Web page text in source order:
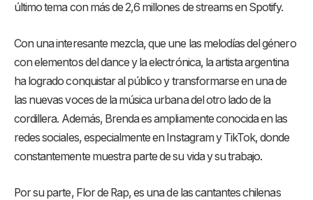
último tema con más de 2,6 millones de streams en Spotify.
Con una interesante mezcla, que une las melodías del género
con elementos del dance y la electrónica, la artista argentina
ha logrado conquistar al público y transformarse en una de
las nuevas voces de la música urbana del otro lado de la
cordillera. Además, Brenda es ampliamente conocida en las
redes sociales, especialmente en Instagram y TikTok, donde
constantemente muestra parte de su vida y su trabajo.
Por su parte, Flor de Rap, es una de las cantantes chilenas